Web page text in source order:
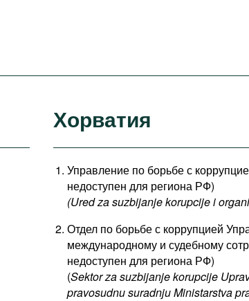
Хорватия
Управление по борьбе с
недоступен для региона РФ)
(Ured za suzbijanje korupcije i
Отдел по борьбе с коррупцией
международному и судебному
недоступен для региона РФ)
(Sektor za suzbijanje korupcije
pravosudnu suradnju Ministarstva